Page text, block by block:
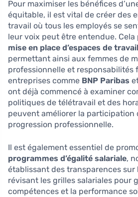
Pour maximiser les bénéfices
équitable, il est vital de créer des
travail où tous les employés se
leur voix peut être entendue. Cela
mise en place d’espaces de
permettant ainsi aux femmes de
professionnelle et responsabilités
entreprises comme BNP Paribas
ont déjà commencé à examiner
politiques de télétravail et des
peuvent améliorer la participation
progression professionnelle.
Il est également essentiel de
programmes d’égalité salariale,
établissant des transparences sur
révisant les grilles salariales pour
compétences et la performance